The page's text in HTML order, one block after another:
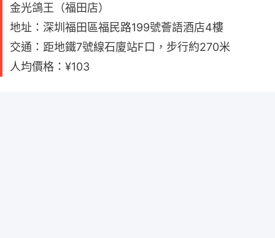
金光鴿王（福田店）
地址：深圳福田區福民路199號薈語酒店4樓
交通：距地鐵7號線石廈站F口，步行約270米
人均價格：¥103